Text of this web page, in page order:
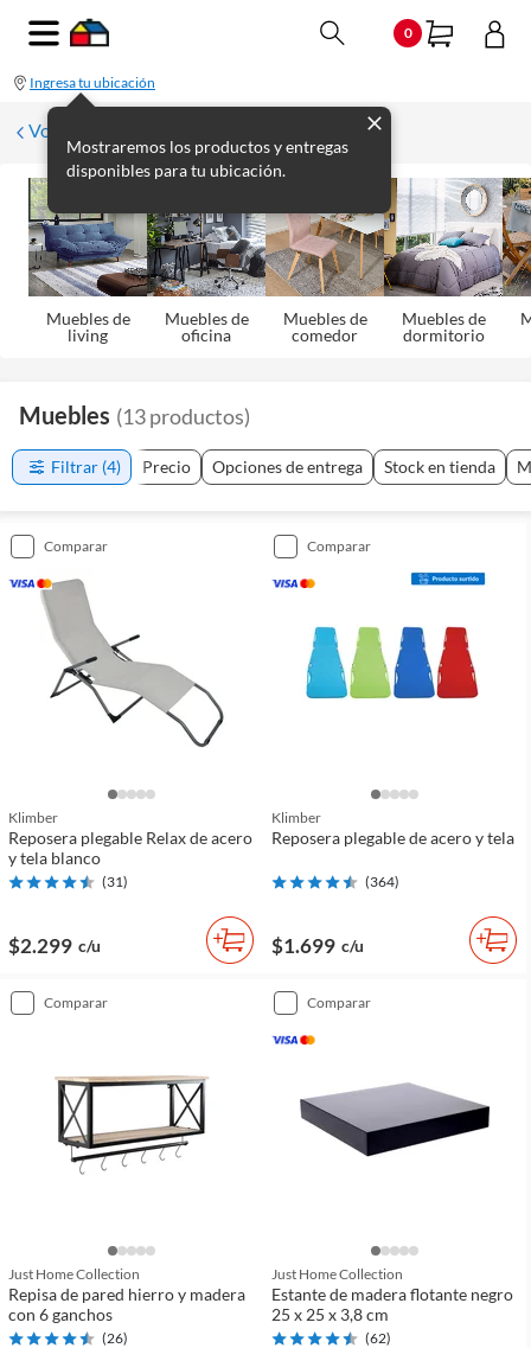
0
Ingresa tu ubicación
Mostraremos los productos y entregas
disponibles para tu ubicación.
Volver
Muebles de
living
Muebles de
oficina
Muebles de
comedor
Muebles de
dormitorio
Muebles (13productos)
Filtrar (4) Precio Opciones de entrega Stock en tienda
comparar
Klimber
Reposera plegable Relax de acero
y tela blanco
(31)
$2.299 c/u
comparar
Klimber
Reposera plegable de acero y tela
(364)
$1.699 c/u
comparar
Just Home Collection
Repisa de pared hierro y madera
con 6 ganchos
(26)
comparar
Just Home Collection
Estante de madera flotante negro
25 x 25 x 3,8 cm
(62)